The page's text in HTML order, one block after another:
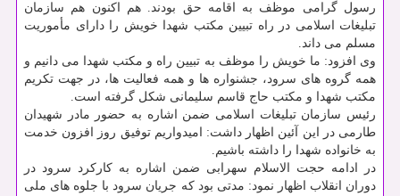
رسول گرامی موظف به اقامه حق بودند. هم اکنون هم سازمان
تبلیغات اسلامی در راه تبیین مکتب شهدا خویش را دارای مأموریت
مسلم می داند.
وی افزود: ما خویش را موظف به تبیین راه و مکتب شهدا می دانیم و
همه گروه های سرود، جشنواره ها و همه فعالیت ها، در جهت تکریم
مکتب شهدا و مکتب حاج قاسم سلیمانی شکل گرفته است.
رئیس سازمان تبلیغات اسلامی ضمن اشاره به حضور مادر شهیدان
طارمی در این آئین اظهار داشت: امیدواریم توفیق روز افزون خدمت
به خانواده شهدا را داشته باشیم.
در ادامه حجت الاسلام سهرابی ضمن اشاره به کارکرد سرود در
دوران انقلاب اظهار نمود: مدتی بود که جریان سرود با جلوه های ملی